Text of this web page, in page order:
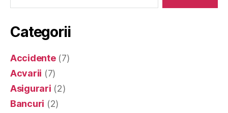
Categorii
Accidente(7)
Acvarii (7)
Asigurari (2)
Bancuri (2)